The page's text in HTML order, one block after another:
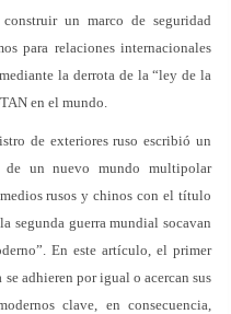
un marco de seguridad
para relaciones internacionales
la derrota de la “ley de la
en el mundo.
de exteriores ruso escribió un
un nuevo mundo multipolar
rusos y chinos con el título
segunda guerra mundial socavan
En este artículo, el primer
adhieren por igual o acercan sus
clave, en consecuencia,